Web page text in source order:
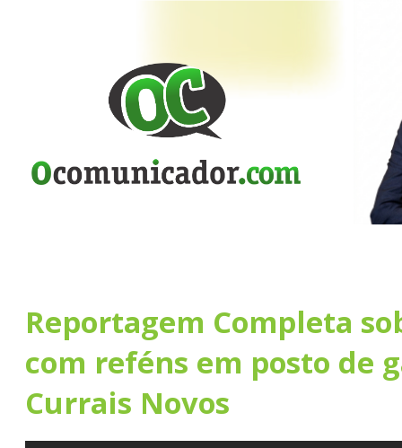
Reportagem Completa
com reféns em posto de
Currais Novos